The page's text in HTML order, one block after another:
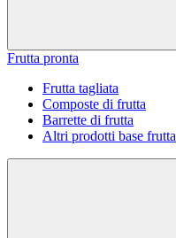
Frutta pronta
Frutta tagliata
Composte di frutta
Barrette di frutta
Altri prodotti base frutta